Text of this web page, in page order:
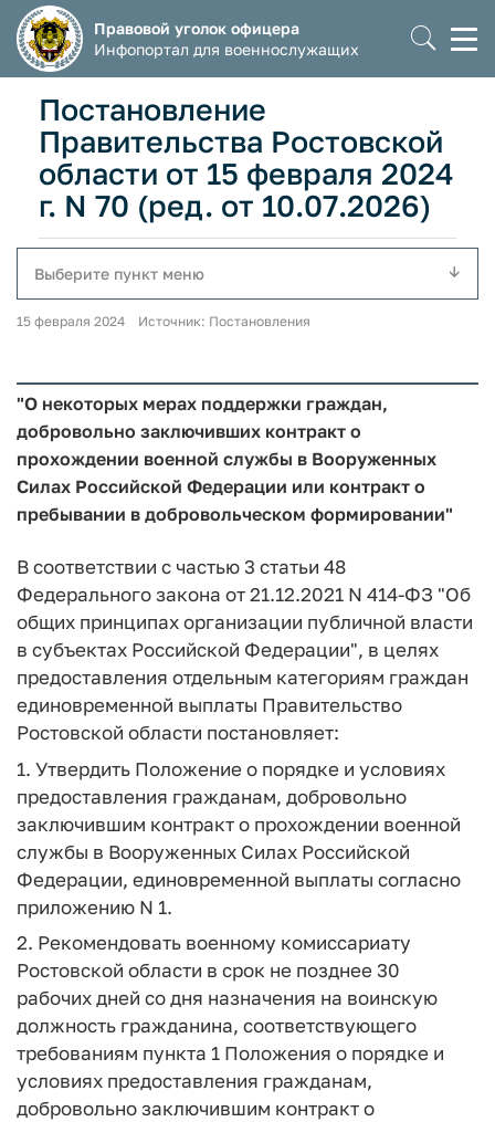
Правовой уголок офицера
Инфопортал для военнослужащих
Постановление
Правительства Ростовской
области от 15 февраля 2024
г. N 70 (ред. от 10.07.2026)
Выберите пункт меню
15 февраля 2024 Источник: Постановления
"О некоторых мерах поддержки граждан,
добровольно заключивших контракт о
прохождении военной службы в Вооруженных
Силах Российской Федерации или контракт о
пребывании в добровольческом формировании"
В соответствии с частью 3 статьи 48
Федерального закона от 21.12.2021 N 414-ФЗ "Об
общих принципах организации публичной власти
в субъектах Российской Федерации", в целях
предоставления отдельным категориям граждан
единовременной выплаты Правительство
Ростовской области постановляет:
1. Утвердить Положение о порядке и условиях
предоставления гражданам, добровольно
заключившим контракт о прохождении военной
службы в Вооруженных Силах Российской
Федерации, единовременной выплаты согласно
приложению N 1.
2. Рекомендовать военному комиссариату
Ростовской области в срок не позднее 30
рабочих дней со дня назначения на воинскую
должность гражданина, соответствующего
требованиям пункта 1 Положения о порядке и
условиях предоставления гражданам,
добровольно заключившим контракт о